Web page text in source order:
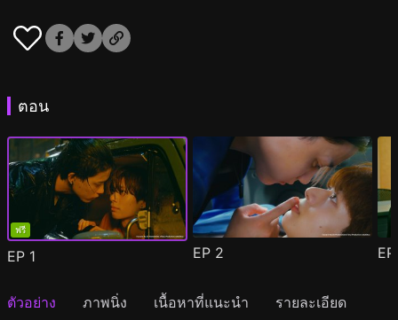
ตอน
ฟรี
EP 1 EP 2
ตัวอย่าง ภาพนิ่ง เนื้อหาที่แนะนำ รายละเอียด